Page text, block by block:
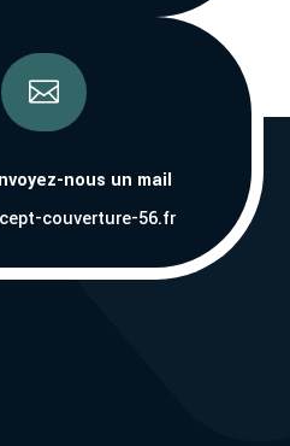

nous un mail
couverture-56.fr